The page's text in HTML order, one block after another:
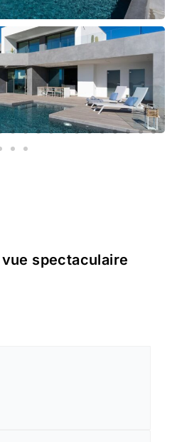
spectaculaire